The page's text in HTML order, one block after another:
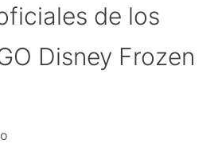
de los
Disney Frozen